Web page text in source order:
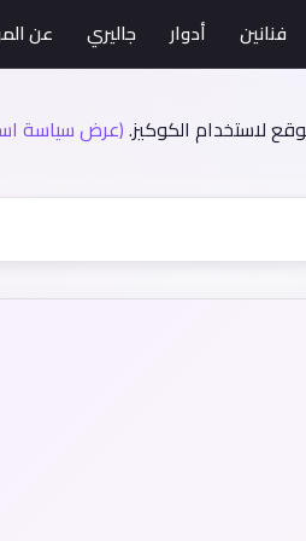
لاستخدام الكوكيز.(عرض سياسة
فنانين أدوار جاليري عن